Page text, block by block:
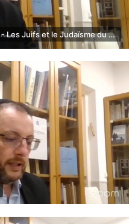
Le judaïsme au commencement - Les Juifs et le Judaïsme du 17ème siècle à nos jours